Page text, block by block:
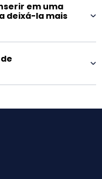
em uma
deixá-la mais